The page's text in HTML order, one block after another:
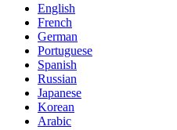
English
French
German
Portuguese
Spanish
Russian
Japanese
Korean
Arabic